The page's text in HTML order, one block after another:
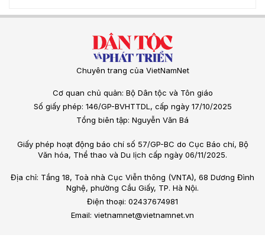
Chuyên trang của VietNamNet
Cơ quan chủ quản: Bộ Dân tộc và Tôn giáo
Số giấy phép: 146/GP-BVHTTDL, cấp ngày 17/10/2025
Tổng biên tập: Nguyễn Văn Bá
Giấy phép hoạt động báo chí số 57/GP-BC do Cục Báo chí, Bộ
Văn hóa, Thể thao và Du lịch cấp ngày 06/11/2025.
Địa chỉ: Tầng 18, Toà nhà Cục Viễn thông (VNTA), 68 Dương Đình
Nghệ, phường Cầu Giấy, TP. Hà Nội.
Điện thoại: 02437674981
Email: vietnamnet@vietnamnet.vn